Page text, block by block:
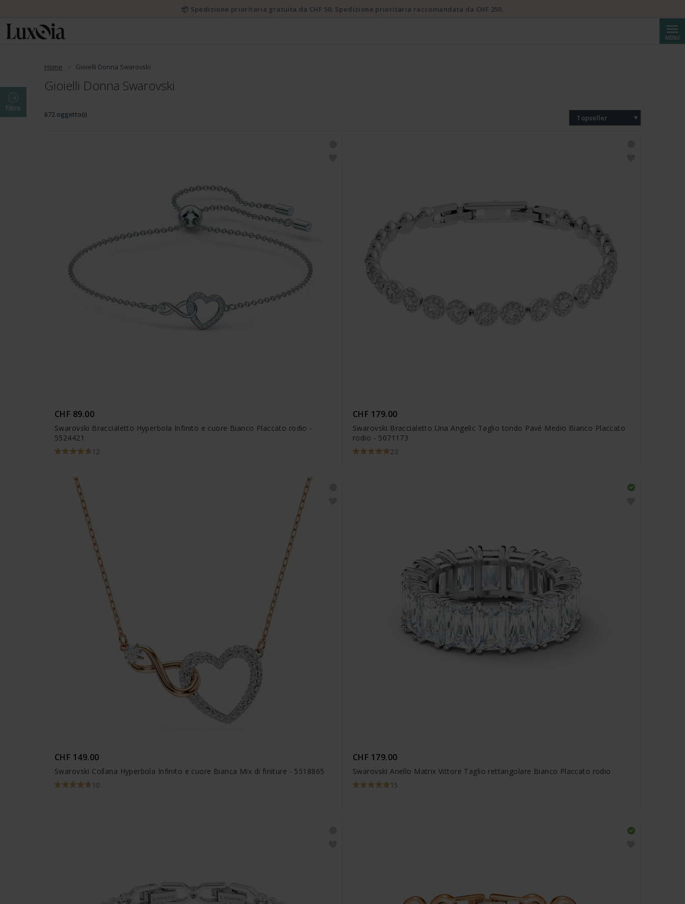
MENU
Home Gioielli Donna Swarovski
Gioielli Donna Swarovski
Filtro
672 oggetto(i) Topseller
CHF 89.00
Swarovski Braccialetto Hyperbola Infinito e cuore Bianco Placcato rodio -
5524421
12
CHF 179.00
Swarovski Braccialetto Una Angelic Taglio tondo Pavé Medio Bianco Placcato
rodio - 5071173
23
CHF 149.00
Swarovski Collana Hyperbola Infinito e cuore Bianca Mix di finiture - 5518865
10
CHF 179.00
Swarovski Anello Matrix Vittore Taglio rettangolare Bianco Placcato rodio
15
📦 Spedizione prioritaria gratuita da CHF 50. Spedizione prioritaria raccomandata da CHF 250.